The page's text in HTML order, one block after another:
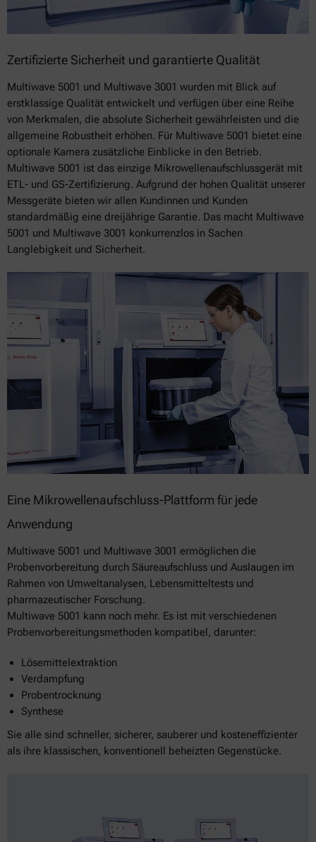
Zertifizierte Sicherheit und garantierte Qualität
Multiwave 5001 und Multiwave 3001 wurden mit Blick auf
erstklassige Qualität entwickelt und verfügen über eine Reihe
von Merkmalen, die absolute Sicherheit gewährleisten und die
allgemeine Robustheit erhöhen. Für Multiwave 5001 bietet eine
optionale Kamera zusätzliche Einblicke in den Betrieb.
Multiwave 5001 ist das einzige Mikrowellenaufschlussgerät mit
ETL- und GS-Zertifizierung. Aufgrund der hohen Qualität unserer
Messgeräte bieten wir allen Kundinnen und Kunden
standardmäßig eine dreijährige Garantie. Das macht Multiwave
5001 und Multiwave 3001 konkurrenzlos in Sachen
Langlebigkeit und Sicherheit.
Eine Mikrowellenaufschluss-Plattform für jede
Anwendung
Multiwave 5001 und Multiwave 3001 ermöglichen die
Probenvorbereitung durch Säureaufschluss und Auslaugen im
Rahmen von Umweltanalysen, Lebensmitteltests und
pharmazeutischer Forschung.
Multiwave 5001 kann noch mehr. Es ist mit verschiedenen
Probenvorbereitungsmethoden kompatibel, darunter:
Lösemittelextraktion
Verdampfung
Probentrocknung
Synthese
Sie alle sind schneller, sicherer, sauberer und kosteneffizienter
als ihre klassischen, konventionell beheizten Gegenstücke.